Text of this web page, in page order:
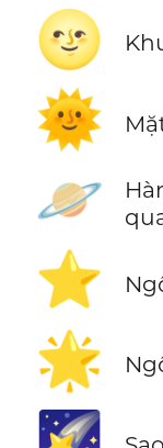
🌝
🌞
🪐
⭐
🌟